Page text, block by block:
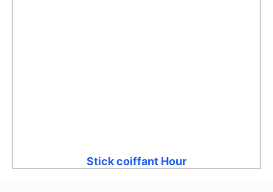
Stick coiffant Hour